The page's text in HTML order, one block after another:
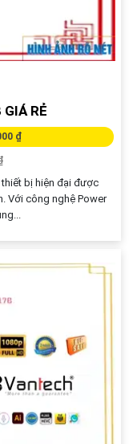
RẺ
₫
thiết bị hiện đại được
Với công nghệ Power